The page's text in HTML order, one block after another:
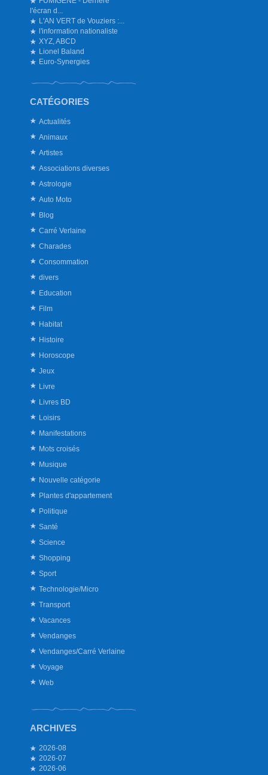
l'écran d...
L'AN VERT de Vouziers :...
l'information nationaliste
XYZ, ABCD
Lionel Baland
Euro-Synergies
CATÉGORIES
Actualités
Animaux
Artistes
Associations diverses
Astrologie
Auto Moto
Blog
Carré Verlaine
Charades
Consommation
divers
Education
Film
Habitat
Histoire
Horoscope
Jeux
Livre
Livres BD
Loisirs
Manifestations
Mots croisés
Musique
Nouvelle catégorie
Plantes d'appartement
Politique
Santé
Science
Shopping
Sport
Technologie/Micro
Transport
Vacances
Vendanges
Vendanges/Carré Verlaine
Voyage
Web
ARCHIVES
2026-08
2026-07
2026-06